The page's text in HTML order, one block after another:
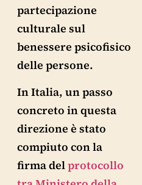
partecipazione
culturale sul
benessere psicofisico
delle persone.
In Italia, un passo
concreto in questa
direzione è stato
compiuto con la
firma delprotocollo